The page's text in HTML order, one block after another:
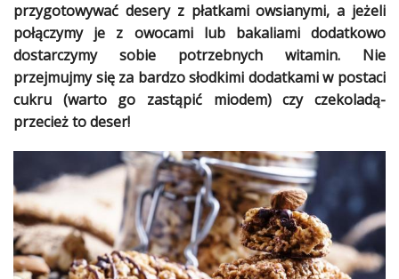
Moda
Zakupy
Kultura
Strefa
Blogerek
Konkursy
przygotowywać deseryz płatkami owsianymi, a jeżeli
połączymy je z owocamilub bakaliami dodatkowo
dostarczymy sobie potrzebnych witamin. Nie
przejmujmy się za bardzo słodkimi dodatkami w postaci
cukru (warto go zastąpić miodem) czy czekoladą-
przecież to deser!